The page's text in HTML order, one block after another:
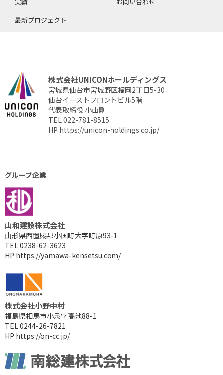
最新プロジェクト
株式会社UNICONホールディングス
宮城県仙台市宮城野区榴岡2丁目5-30
仙台イーストフロントビル5階
代表取締役 小山剛
TEL 022-781-8515
HP https://unicon-holdings.co.jp/
グループ企業
山和建設株式会社
山形県西置賜郡小国町大字町原93-1
TEL 0238-62-3623
HP https://yamawa-kensetsu.com/
株式会社小野中村
福島県相馬市小泉字高池88-1
TEL 0244-26-7821
HP https://on-cc.jp/